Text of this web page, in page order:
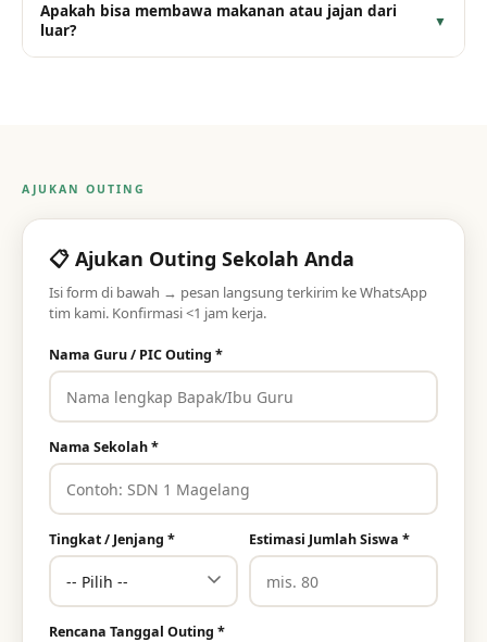
Apakah bisa membawa makanan atau jajan dari
luar?
▼
AJUKAN OUTING
📋 Ajukan Outing Sekolah Anda
Isi form di bawah → pesan langsung terkirim ke WhatsApp
tim kami. Konfirmasi <1 jam kerja.
Nama Guru / PIC Outing *
Nama Sekolah *
Tingkat / Jenjang * Estimasi Jumlah Siswa *
Rencana Tanggal Outing *